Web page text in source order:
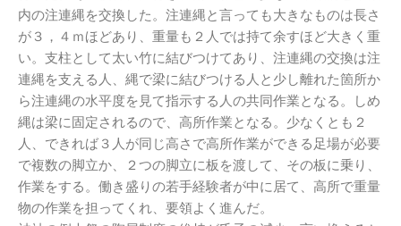
内の注連縄を交換した。注連縄と言っても大きなものは長さ
が３，４ｍほどあり、重量も２人では持て余すほど大きく重
い。支柱として太い竹に結びつけてあり、注連縄の交換は注
連縄を支える人、縄で梁に結びつける人と少し離れた箇所か
ら注連縄の水平度を見て指示する人の共同作業となる。しめ
縄は梁に固定されるので、高所作業となる。少なくとも２
人、できれば３人が同じ高さで高所作業ができる足場が必要
で複数の脚立か、２つの脚立に板を渡して、その板に乗り、
作業をする。働き盛りの若手経験者が中に居て、高所で重量
物の作業を担ってくれ、要領よく進んだ。